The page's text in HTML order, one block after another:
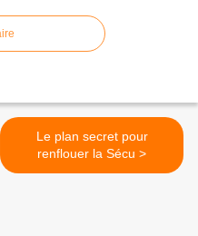
Le plan secret pour
renflouer la Sécu >